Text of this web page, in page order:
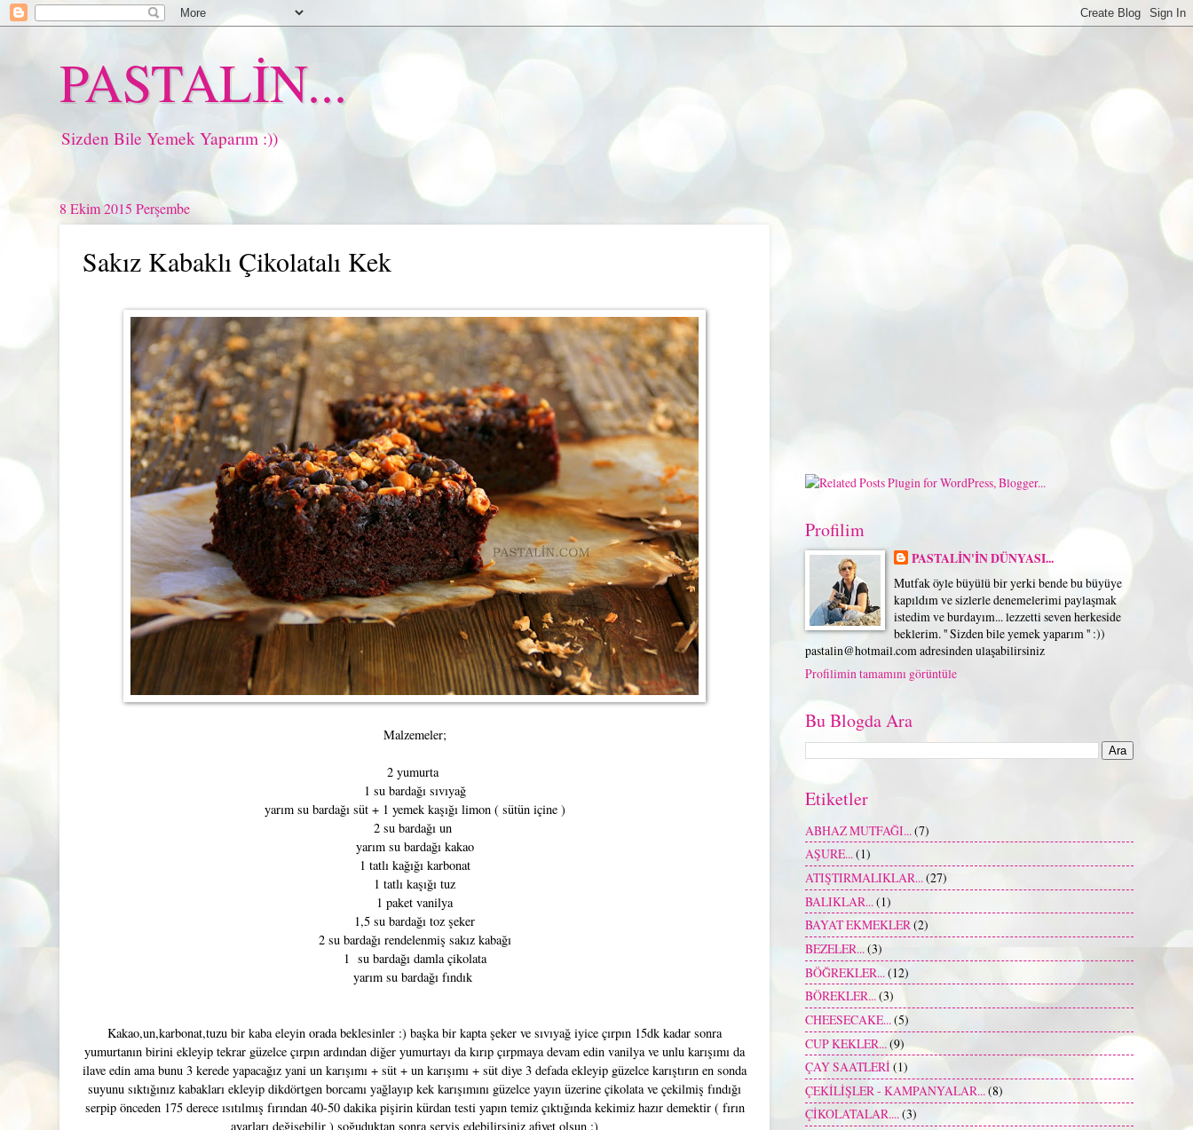
PASTALİN...
Sizden Bile Yemek Yaparım :))
8 Ekim 2015 Perşembe
Sakız Kabaklı Çikolatalı Kek
Malzemeler;
2 yumurta
1 su bardağı sıvıyağ
yarım su bardağı süt + 1 yemek kaşığı limon ( sütün içine )
2 su bardağı un
yarım su bardağı kakao
1 tatlı kağığı karbonat
1 tatlı kaşığı tuz
1 paket vanilya
1,5 su bardağı toz şeker
2 su bardağı rendelenmiş sakız kabağı
1 su bardağı damla çikolata
yarım su bardağı fındık
Kakao,un,karbonat,tuzu bir kaba eleyin orada beklesinler :) başka bir kapta şeker ve sıvıyağ iyice çırpın 15dk kadar sonra
yumurtanın birini ekleyip tekrar güzelce çırpın ardından diğer yumurtayı da kırıp çırpmaya devam edin vanilya ve unlu karışımı da
ilave edin ama bunu 3 kerede yapacağız yani un karışımı + süt + un karışımı + süt diye 3 defada ekleyip güzelce karıştırın en sonda
suyunu sıktığınız kabakları ekleyip dikdörtgen borcamı yağlayıp kek karışımını güzelce yayın üzerine çikolata ve çekilmiş fındığı
serpip önceden 175 derece ısıtılmış fırından 40-50 dakika pişirin kürdan testi yapın temiz çıktığında kekimiz hazır demektir ( fırın
ayarları değişebilir ) soğuduktan sonra servis edebilirsiniz afiyet olsun :)
Profilim
PASTALİN'İN DÜNYASI...
Mutfak öyle büyülü bir yerki bende bu büyüye
kapıldım ve sizlerle denemelerimi paylaşmak
istedim ve burdayım... lezzetti seven herkeside
beklerim. '' Sizden bile yemek yaparım '' :))
pastalin@hotmail.com adresinden ulaşabilirsiniz
Profilimin tamamını görüntüle
Bu Blogda Ara
Etiketler
ABHAZ MUTFAĞI... (7)
AŞURE...(1)
ATIŞTIRMALIKLAR...(27)
BALIKLAR... (1)
BAYAT EKMEKLER(2)
BEZELER...(3)
BÖĞREKLER...(12)
BÖREKLER...(3)
CHEESECAKE...(5)
CUP KEKLER...(9)
ÇAY SAATLERİ (1)
ÇEKİLİŞLER - KAMPANYALAR...(8)
ÇİKOLATALAR....(3)